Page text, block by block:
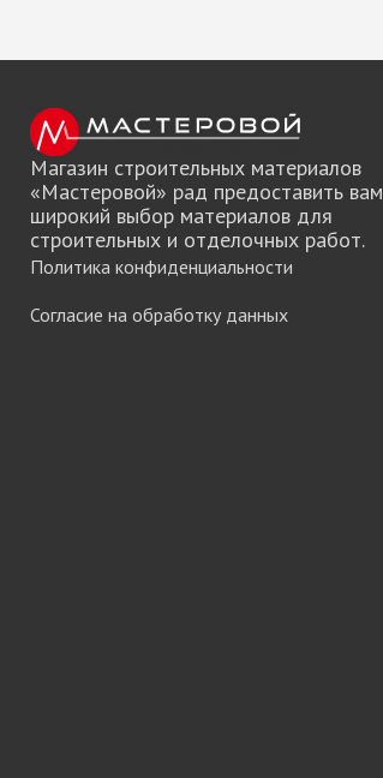
Магазин строительных материалов
«Мастеровой» рад предоставить вам
широкий выбор материалов для
строительных и отделочных работ.
Политика конфиденциальности
Согласие на обработку данных